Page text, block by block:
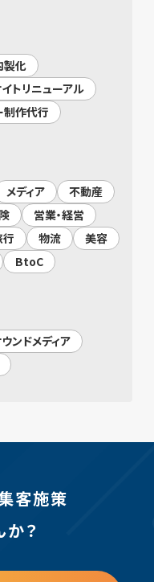
製化
トリニューアル
制作代行
メディア
不動産
営業・経営
行 物流
美容
BtoC
ンドメディア
客施策
か？